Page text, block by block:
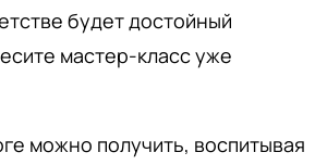
будет достойный
мастер-класс уже
можно получить, воспитывая